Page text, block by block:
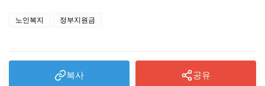
노인복지 정부지원금
복사 공유